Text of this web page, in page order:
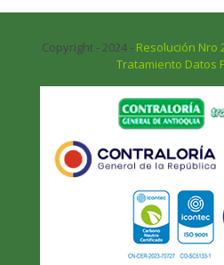
Copyright - 2024 - Resolución Nro
Tratamiento Datos